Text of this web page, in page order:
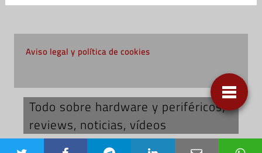
Aviso legal y política de cookies
Todo sobre hardware y periféricos;
reviews, noticias, vídeos